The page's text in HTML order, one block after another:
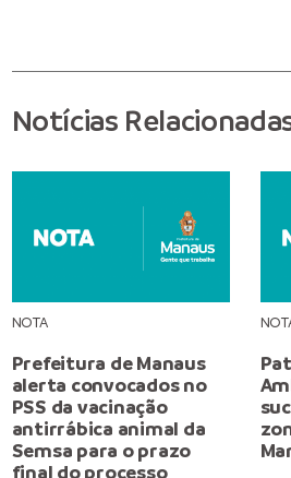
Notícias
NOTA
Prefeitura de Manaus
alerta convocados no
PSS da vacinação
antirrábica animal da
Semsa para o prazo
final do processo